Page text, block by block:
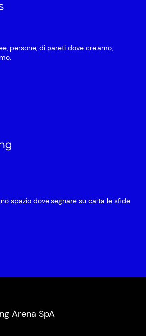
persone, di pareti dove creiamo,
spazio dove segnare su carta le sfide
Arena SpA